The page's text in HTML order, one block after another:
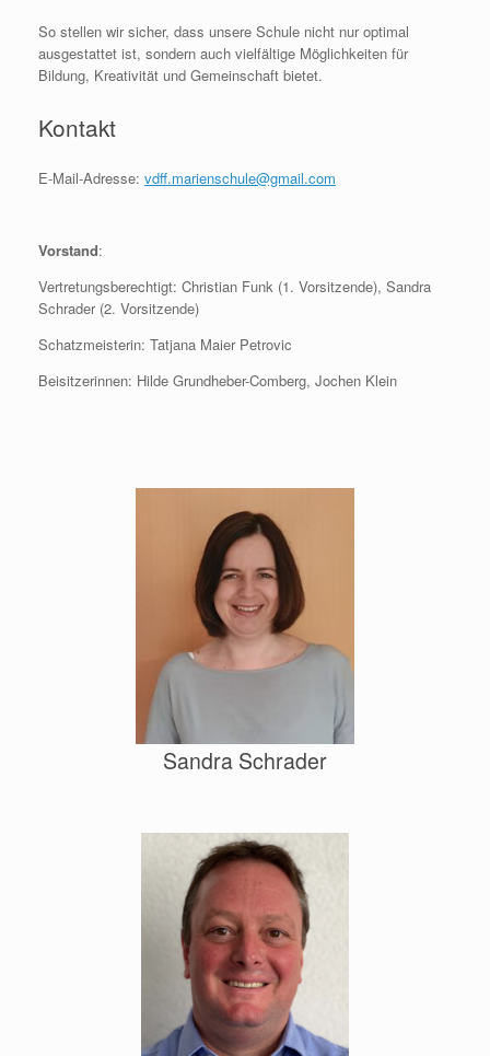
So stellen wir sicher, dass unsere Schule nicht nur optimal
ausgestattet ist, sondern auch vielfältige Möglichkeiten für
Bildung, Kreativität und Gemeinschaft bietet.
Kontakt
E-Mail-Adresse: vdff.marienschule@gmail.com
Vorstand:
Vertretungsberechtigt: Christian Funk (1. Vorsitzende), Sandra
Schrader (2. Vorsitzende)
Schatzmeisterin: Tatjana Maier Petrovic
Beisitzerinnen: Hilde Grundheber-Comberg, Jochen Klein
Sandra Schrader